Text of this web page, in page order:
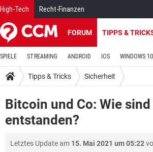
High-Tech Recht-Finanzen
FORUM TIPPS &
SPIELE STREAMING ANDROID IOS WINDOWS 10
Tipps & Tricks Sicherheit
Bitcoin und Co: Wie
entstanden?
Letztes Update am 15. Mai 2021 um 05:22